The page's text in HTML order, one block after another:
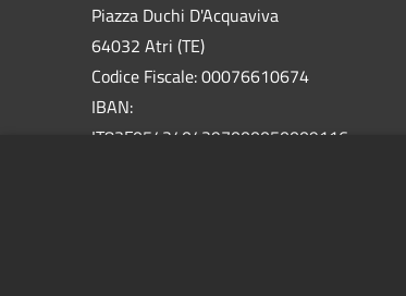
Piazza Duchi D'Acquaviva
64032 Atri (TE)
Codice Fiscale: 00076610674
IBAN:
IT83F0542404297000050009116